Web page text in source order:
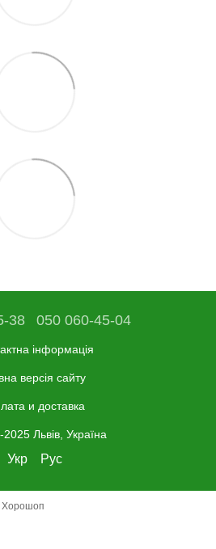
38 050 060-45-04
інформація
версія сайту
и доставка
Львів, Україна
Укр Рус
Хорошоп